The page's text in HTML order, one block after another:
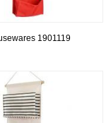
1901119
für Tür, Polyester,